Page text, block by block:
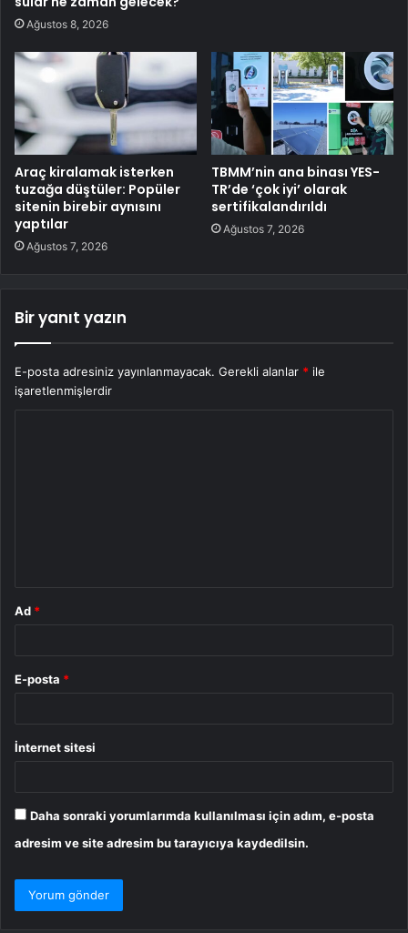
Ağustos 8, 2026
Araç kiralamak isterken
tuzağa düştüler: Popüler
sitenin birebir aynısını
yaptılar
Ağustos 7, 2026
TBMM’nin ana binası YES-
TR’de ‘çok iyi’ olarak
sertifikalandırıldı
Ağustos 7, 2026
Bir yanıt yazın
E-posta adresiniz yayınlanmayacak. Gerekli alanlar * ile
işaretlenmişlerdir
Ad *
E-posta *
İnternet sitesi
Daha sonraki yorumlarımda kullanılması için adım, e-posta
adresim ve site adresim bu tarayıcıya kaydedilsin.